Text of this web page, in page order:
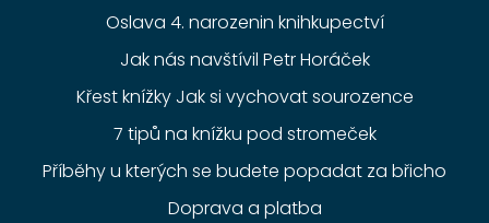
Oslava 4. narozenin knihkupectví
Jak nás navštívil Petr Horáček
Křest knížky Jak si vychovat sourozence
7 tipů na knížku pod stromeček
Příběhy u kterých se budete popadat za břicho
Doprava a platba